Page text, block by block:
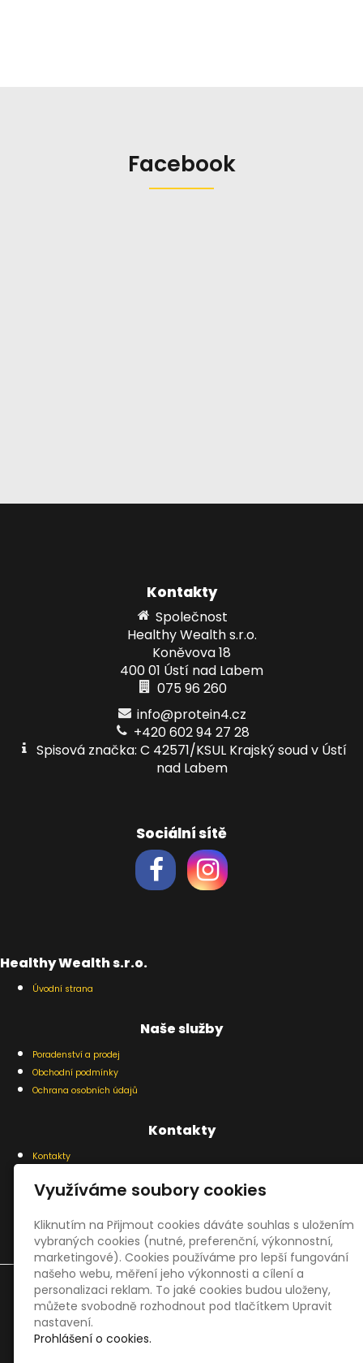
Facebook
Kontakty
Společnost
Healthy Wealth s.r.o.
Koněvova 18
400 01 Ústí nad Labem
075 96 260
info@protein4.cz
+420 602 94 27 28
Spisová značka: C 42571/KSUL Krajský soud v Ústí
nad Labem
Sociální sítě
Healthy Wealth s.r.o.
Úvodní strana
Naše služby
Poradenství a prodej
Obchodní podmínky
Ochrana osobních údajů
Kontakty
Kontakty
© 2019 | Healthy Wealth s.r.o.
Koněvova 18, 400 01 Ústí nad Labem | Tel. +420 602 94 27 28
|info@protein4.cz
Využíváme soubory cookies
Kliknutím na Přijmout cookies dáváte souhlas s uložením
vybraných cookies (nutné, preferenční, výkonnostní,
marketingové). Cookies používáme pro lepší fungování
našeho webu, měření jeho výkonnosti a cílení a
personalizaci reklam. To jaké cookies budou uloženy,
můžete svobodně rozhodnout pod tlačítkem Upravit
nastavení.
Prohlášení o cookies.